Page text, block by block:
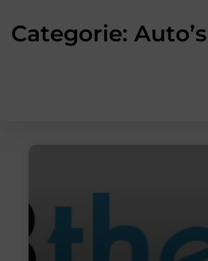
Categorie: